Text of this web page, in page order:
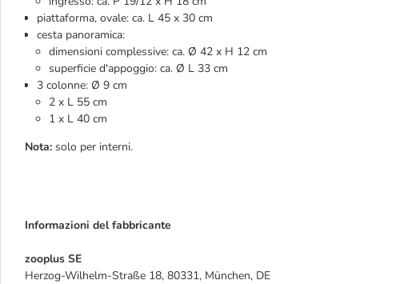
piattaforma, ovale: ca. L 45 x 30 cm
cesta panoramica:
dimensioni complessive: ca. Ø 42 x H 12 cm
superficie d'appoggio: ca. Ø L 33 cm
3 colonne: Ø 9 cm
2 x L 55 cm
1 x L 40 cm
Nota: solo per interni.
Informazioni del fabbricante
zooplus SE
Herzog-Wilhelm-Straße 18, 80331, München, DE